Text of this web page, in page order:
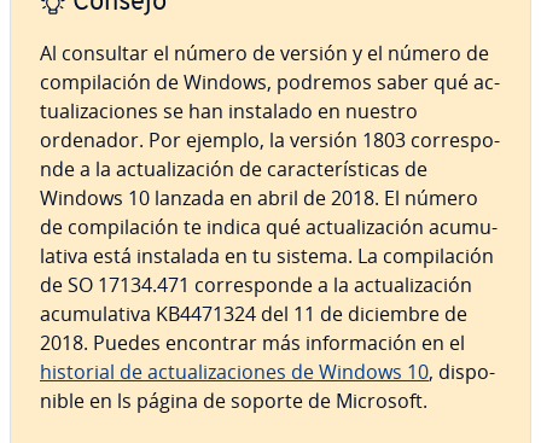
Al consultar el número de versión y el número de
co­m­pi­la­ción de Windows, podremos saber qué ac­
tua­li­za­cio­nes se han instalado en nuestro
ordenador. Por ejemplo, la versión 1803 co­rre­s­po­
n­de a la ac­tua­li­za­ción de ca­ra­c­te­rí­s­ti­cas de
Windows 10 lanzada en abril de 2018. El número
de co­m­pi­la­ción te indica qué ac­tua­li­za­ción acu­mu­
la­ti­va está instalada en tu sistema. La co­m­pi­la­ción
de SO 17134.471 co­rre­s­po­n­de a la ac­tua­li­za­ción
acu­mu­la­ti­va KB4471324 del 11 de diciembre de
2018. Puedes encontrar más in­fo­r­ma­ción en el
historial de ac­tua­li­za­cio­nes de Windows 10, di­s­po­
ni­ble en ls página de soporte de Microsoft.